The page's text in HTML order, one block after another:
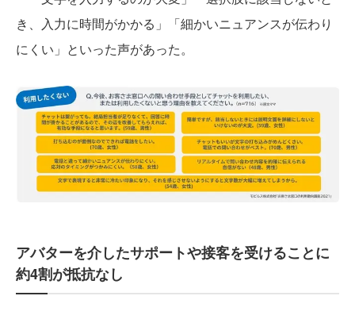
き、入力に時間がかかる」「細かいニュアンスが伝わり
にくい」といった声があった。
アバターを介したサポートや接客を受けることに
約4割が抵抗なし